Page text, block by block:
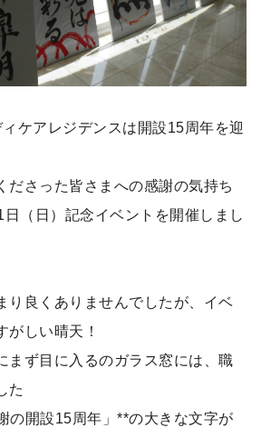
ケアレジデンスは開設15周年を迎
ださった皆さまへの感謝の気持ち
（日）記念イベントを開催しまし
り良くありませんでしたが、イベ
がしい晴天！
まず目に入るのガラス窓には、職
た
の開設15周年」**の大きな文字が